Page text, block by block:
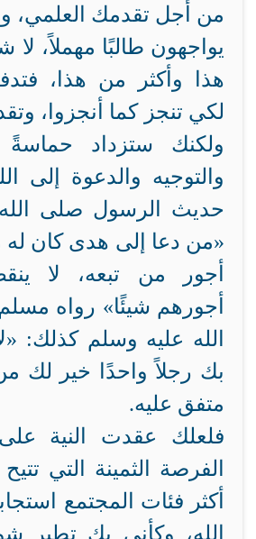
من أجل تقدمك العلمي،
يواجهون طالبًا مهملاً، لا
هذا وأكثر من هذا،
لكي تنجز كما أنجزوا،
ولكنك ستزداد حماسةً
والتوجيه والدعوة إلى
حديث الرسول صلى
«من دعا إلى هدى كان له
أجور من تبعه، لا
أجورهم شيئًا» رواه
الله عليه وسلم كذلك:
بك رجلاً واحدًا خير لك
متفق عليه.
فلعلك عقدت النية
الفرصة الثمينة التي
أكثر فئات المجتمع
الله، وكأني بك تطير